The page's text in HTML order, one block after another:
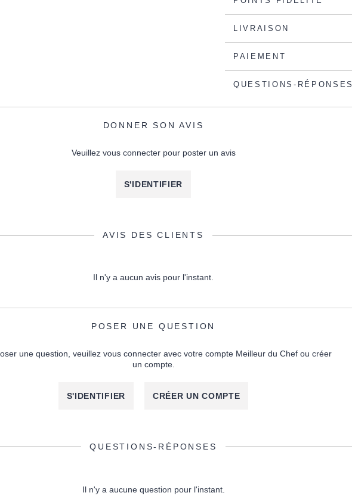
LIVRAISON
PAIEMENT
QUESTIONS-RÉPONSES
DONNER SON AVIS
Veuillez vous connecter pour poster un avis
S'IDENTIFIER
AVIS DES CLIENTS
Il n'y a aucun avis pour l'instant.
POSER UNE QUESTION
une question, veuillez vous connecter avec votre compte Meilleur du Chef ou créer
un compte.
S'IDENTIFIER CRÉER UN COMPTE
QUESTIONS-RÉPONSES
Il n'y a aucune question pour l'instant.